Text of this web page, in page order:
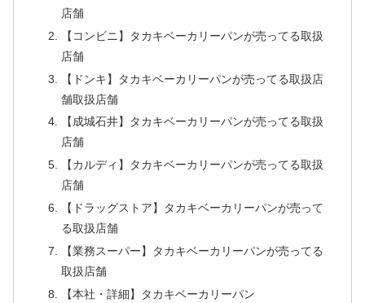
店舗
【コンビニ】タカキベーカリーパンが売ってる取扱
店舗
【ドンキ】タカキベーカリーパンが売ってる取扱店
舗取扱店舗
【成城石井】タカキベーカリーパンが売ってる取扱
店舗
【カルディ】タカキベーカリーパンが売ってる取扱
店舗
【ドラッグストア】タカキベーカリーパンが売って
る取扱店舗
【業務スーパー】タカキベーカリーパンが売ってる
取扱店舗
【本社・詳細】タカキベーカリーパン